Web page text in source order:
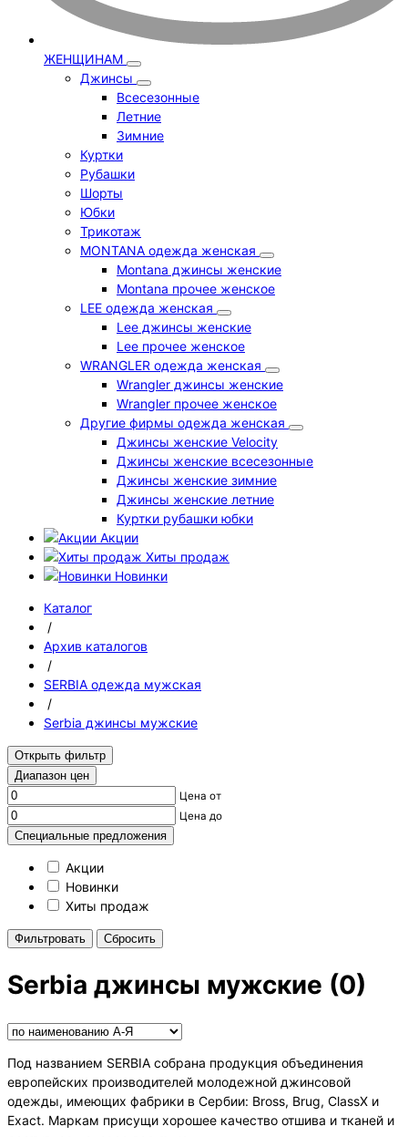
ЖЕНЩИНАМ
Джинсы
Всесезонные
Летние
Зимние
Куртки
Рубашки
Шорты
Юбки
Трикотаж
MONTANA одежда женская
Montana джинсы женские
Montana прочее женское
LEE одежда женская
Lee джинсы женские
Lee прочее женское
WRANGLER одежда женская
Wrangler джинсы женские
Wrangler прочее женское
Другие фирмы одежда женская
Джинсы женские Velocity
Джинсы женские всесезонные
Джинсы женские зимние
Джинсы женские летние
Куртки рубашки юбки
Акции
Хиты продаж
Новинки
Каталог
/
Архив каталогов
/
SERBIA одежда мужская
/
Serbia джинсы мужские
Открыть фильтр
Диапазон цен
Цена от
Цена до
Специальные предложения
Акции
Новинки
Хиты продаж
Cбросить
Serbia джинсы мужские (0)
Под названием SERBIA собрана продукция объединения
европейских производителей молодежной джинсовой
одежды, имеющих фабрики в Сербии: Bross, Brug, ClassX и
Exact. Маркам присущи хорошее качество отшива и тканей и